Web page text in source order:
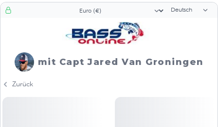
Währungsauswahl
mit Capt Jared Van Groningen
Zurück